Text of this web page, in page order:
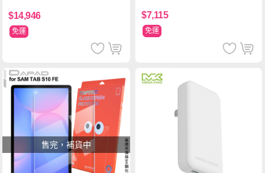
$14,946
免運
$7,115
免運
售完，補貨中